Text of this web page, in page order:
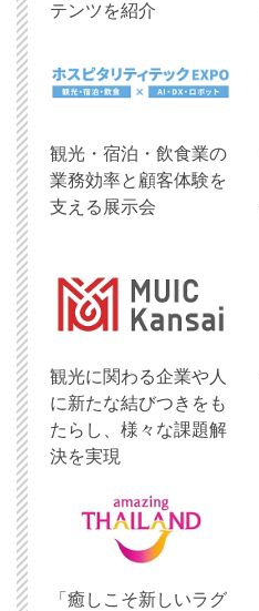
テンツを紹介
観光・宿泊・飲食業の
業務効率と顧客体験を
支える展示会
観光に関わる企業や人
に新たな結びつきをも
たらし、様々な課題解
決を実現
「癒しこそ新しいラグ